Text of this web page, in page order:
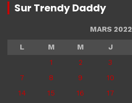
Sur Trendy Daddy
MARS 2022
L
M M J
1
2 3
7
8 9 10
14
15 16 17